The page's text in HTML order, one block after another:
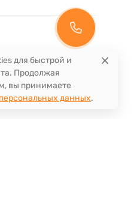
для быстрой и
Продолжая
вы принимаете
данных.